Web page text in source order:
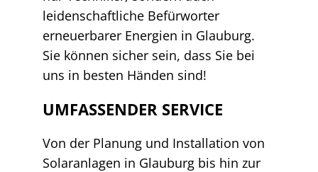
leidenschaftliche Befürworter
erneuerbarer Energien in Glauburg.
Sie können sicher sein, dass Sie bei
uns in besten Händen sind!
UMFASSENDER SERVICE
Von der Planung und Installation von
Solaranlagen in Glauburg bis hin zur